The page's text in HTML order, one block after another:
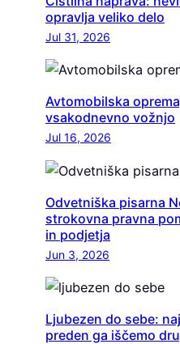
opravlja veliko delo
Jul 31, 2026
Avtomobilska
vsakodnevno vožnjo
Jul 16, 2026
Odvetniška pisarna
strokovna pravna
in podjetja
Jun 3, 2026
Ljubezen do sebe:
preden ga iščemo